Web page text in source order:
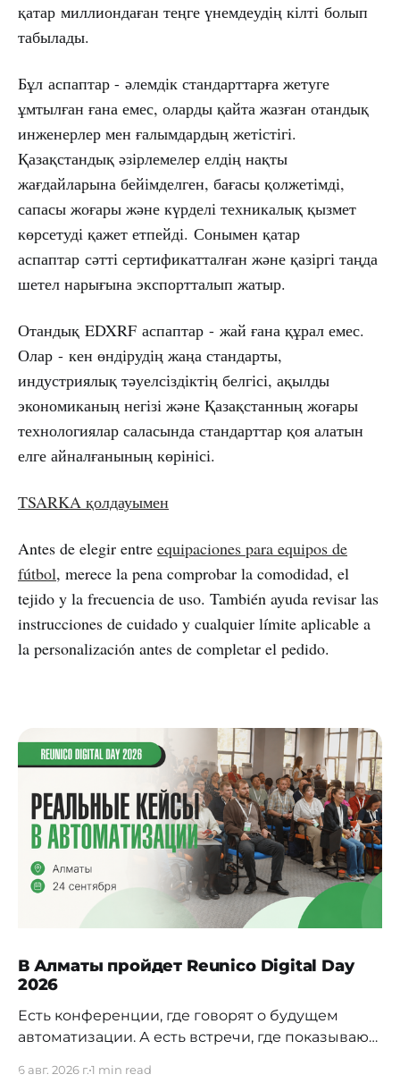
қатар миллиондаған теңге үнемдеудің кілті болып
табылады.
Бұл аспаптар - әлемдік стандарттарға жетуге
ұмтылған ғана емес, оларды қайта жазған отандық
инженерлер мен ғалымдардың жетістігі.
Қазақстандық әзірлемелер елдің нақты
жағдайларына бейімделген, бағасы қолжетімді,
сапасы жоғары және күрделі техникалық қызмет
көрсетуді қажет етпейді. Сонымен қатар
аспаптар сәтті сертификатталған және қазіргі таңда
шетел нарығына экспортталып жатыр.
Отандық EDXRF аспаптар - жай ғана құрал емес.
Олар - кен өндірудің жаңа стандарты,
индустриялық тәуелсіздіктің белгісі, ақылды
экономиканың негізі және Қазақстанның жоғары
технологиялар саласында стандарттар қоя алатын
елге айналғанының көрінісі.
TSARKA қолдауымен
Antes de elegir entre equipaciones para equipos de
fútbol, merece la pena comprobar la comodidad, el
tejido y la frecuencia de uso. También ayuda revisar las
instrucciones de cuidado y cualquier límite aplicable a
la personalización antes de completar el pedido.
В Алматы пройдет Reunico Digital Day
2026
Есть конференции, где говорят о будущем
автоматизации. А есть встречи, где показывают,
6 авг. 2026 г.1 min read